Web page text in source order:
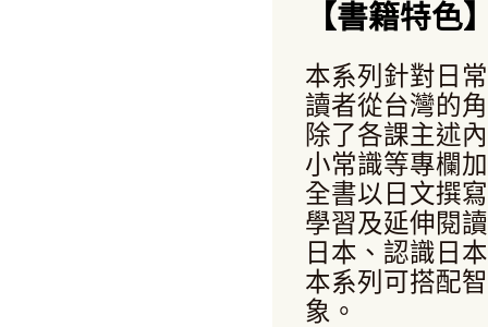
【書籍特色
本系列針對日
讀者從台灣的
除了各課主述
小常識等專欄
全書以日文撰
學習及延伸閱
日本、認識日
本系列可搭配
象。